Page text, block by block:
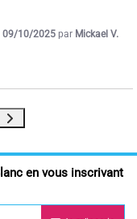
09/10/2025 par Mickael V.
en vous inscrivant